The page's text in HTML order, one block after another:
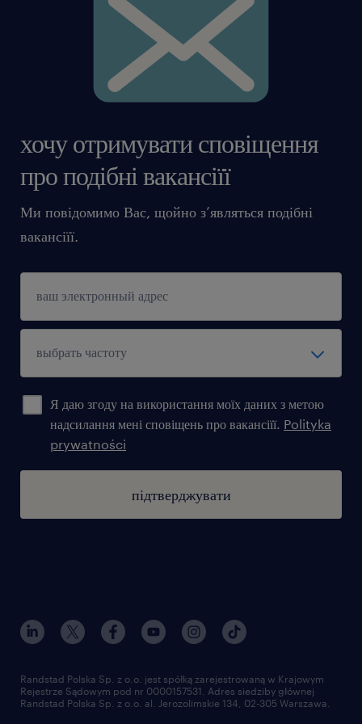
хочу отримувати сповіщення
про подібні вакансіїї
Ми повідомимо Вас, щойно з’являться подібні
вакансіїї.
Я даю згоду на використання моїх даних з метою
надсилання мені сповіщень про вакансіїї. Polityka
prywatności
підтверджувати
Randstad Polska Sp. z o.o. jest spółką zarejestrowaną w Krajowym
Rejestrze Sądowym pod nr 0000157531. Adres siedziby głównej
Randstad Polska Sp. z o.o. al. Jerozolimskie 134, 02-305 Warszawa.